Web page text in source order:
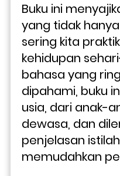
Buku ini
yang tidak
sering kita
kehidupan
bahasa yang
dipahami, buku
usia, dari anak-
dewasa, dan
penjelasan
memudahkan